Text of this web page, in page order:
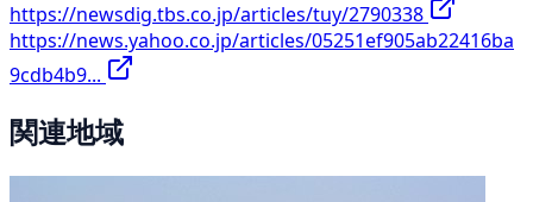
https://newsdig.tbs.co.jp/articles/tuy/2790338
https://news.yahoo.co.jp/articles/05251ef905ab22416ba
9cdb4b9...
関連地域